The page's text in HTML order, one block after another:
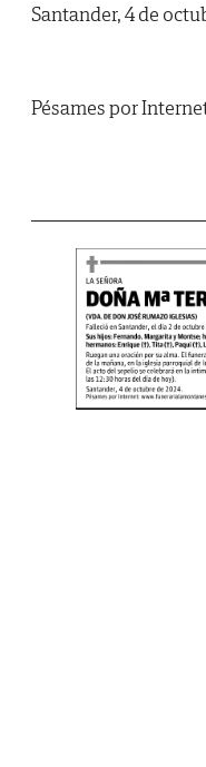
Santander, 4 de
Pésames por